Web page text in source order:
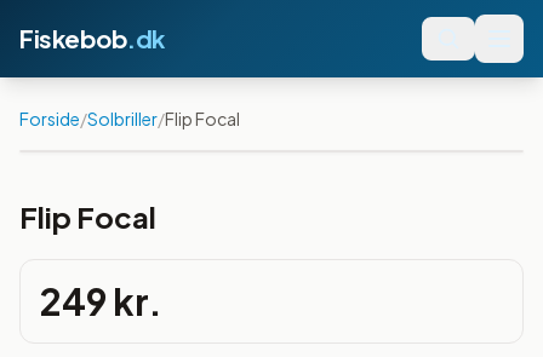
Fiskebob.dk
Forside/Solbriller/Flip Focal
Flip Focal
249 kr.